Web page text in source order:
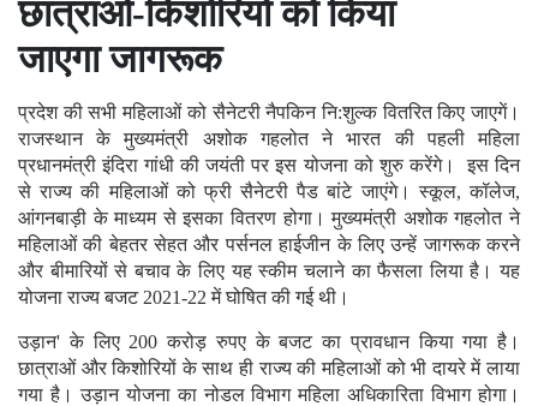
छात्राओं-किशोरियों को किया
जाएगा जागरूक
प्रदेश की सभी महिलाओं को सैनेटरी नैपकिन नि:शुल्क वितरित किए जाएगें।
राजस्थान के मुख्यमंत्री अशोक गहलोत ने भारत की पहली महिला
प्रधानमंत्री इंदिरा गांधी की जयंती पर इस योजना को शुरु करेंगे। इस दिन
से राज्य की महिलाओं को फ्री सैनेटरी पैड बांटे जाएंगे। स्कूल, कॉलेज,
आंगनबाड़ी के माध्यम से इसका वितरण होगा। मुख्यमंत्री अशोक गहलोत ने
महिलाओं की बेहतर सेहत और पर्सनल हाईजीन के लिए उन्हें जागरूक करने
और बीमारियों से बचाव के लिए यह स्कीम चलाने का फैसला लिया है। यह
योजना राज्य बजट 2021-22 में घोषित की गई थी।
उड़ान' के लिए 200 करोड़ रुपए के बजट का प्रावधान किया गया है।
छात्राओं और किशोरियों के साथ ही राज्य की महिलाओं को भी दायरे में लाया
गया है। उड़ान योजना का नोडल विभाग महिला अधिकारिता विभाग होगा।